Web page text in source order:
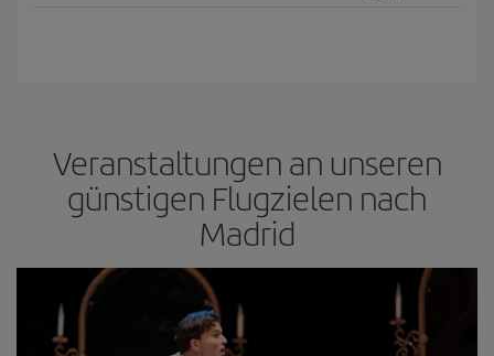
Veranstaltungen an unseren
günstigen Flugzielen nach
Madrid